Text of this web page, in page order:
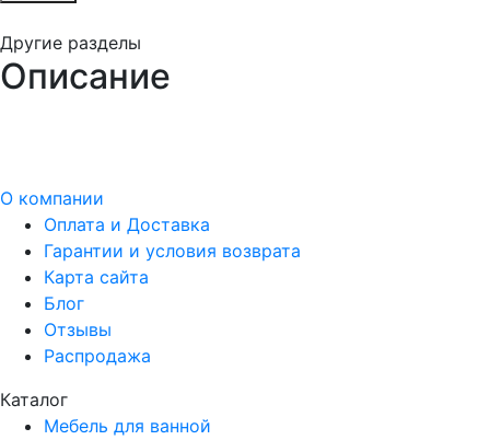
Другие разделы
Описание
О компании
Оплата и Доставка
Гарантии и условия возврата
Карта сайта
Блог
Отзывы
Распродажа
Каталог
Мебель для ванной